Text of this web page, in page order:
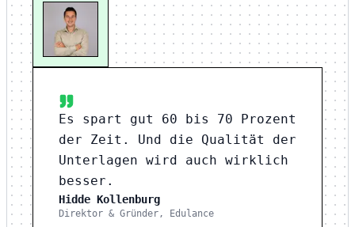
Es spart gut 60 bis 70 Prozent
der Zeit. Und die Qualität der
Unterlagen wird auch wirklich
besser.
Hidde Kollenburg
Direktor & Gründer, Edulance